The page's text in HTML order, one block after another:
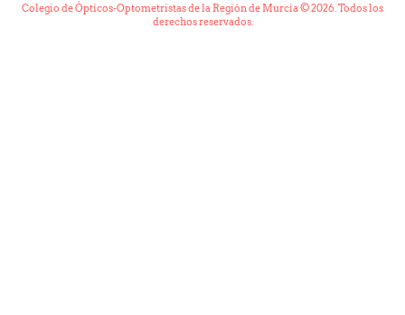
Colegio de Ópticos-Optometristas de la Región de Murcia © 2026. Todos los
derechos reservados.